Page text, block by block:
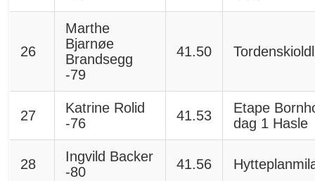
26
Marthe
Bjarnøe
Brandsegg
-79
41.50
27
Katrine Rolid
-76
41.53
Etape
dag 1 Hasle
28
Ingvild Backer
-80
41.56